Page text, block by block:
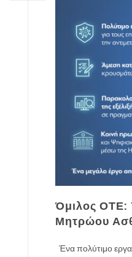
Όμιλος ΟΤΕ:
Μητρώου
Ένα πολύτιμο